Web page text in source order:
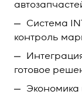
Система
контроль
готовое
Экономика